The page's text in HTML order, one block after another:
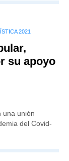
2021
su apoyo
una unión
del Covid-